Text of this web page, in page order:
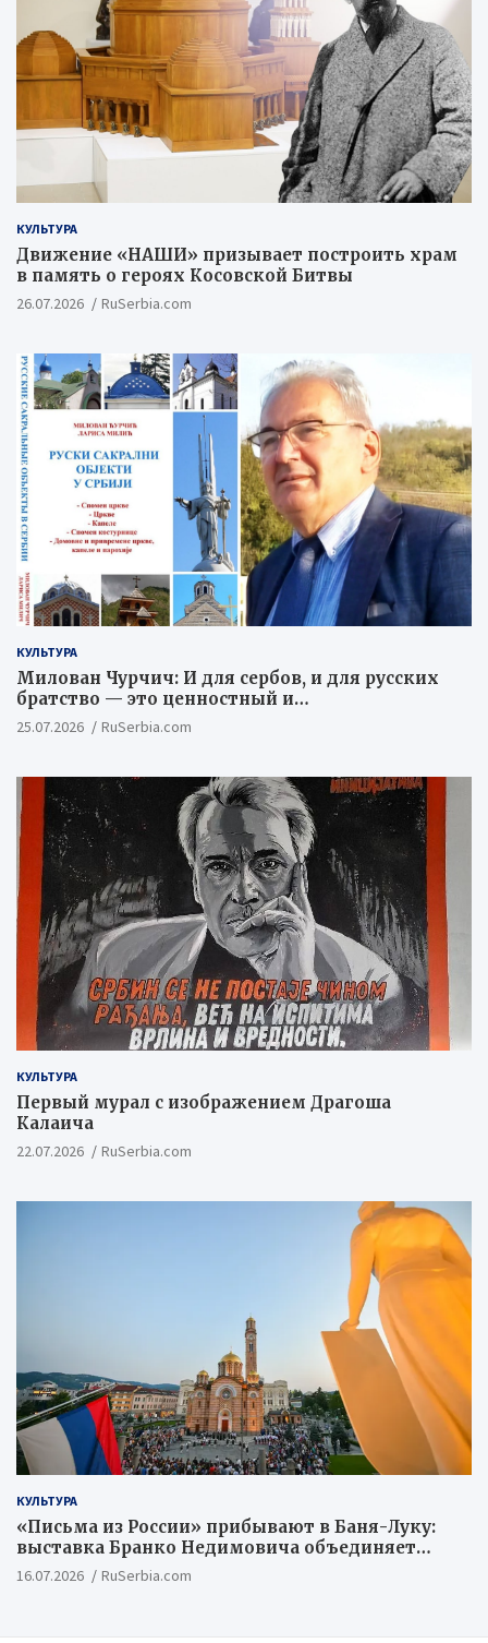
КУЛЬТУРА
Движение «НАШИ» призывает построить храм
в память о героях Косовской Битвы
26.07.2026 RuSerbia.com
КУЛЬТУРА
Милован Чурчич: И для сербов, и для русских
братство — это ценностный и
цивилизационный концепт
25.07.2026 RuSerbia.com
КУЛЬТУРА
Первый мурал с изображением Драгоша
Калаича
22.07.2026 RuSerbia.com
КУЛЬТУРА
«Письма из России» прибывают в Баня-Луку:
выставка Бранко Недимовича объединяет
шестерых художников из Российской
Федерации
16.07.2026 RuSerbia.com